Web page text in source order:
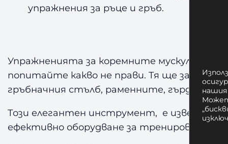
упражнения за ръце и гръб.
Упражненията за коремните мускули,
попитайте какво не прави. Тя ще замени
гръбначния стълб, раменните, гърдите,
Този елегантен инструмент, е известен
ефективно оборудване за тренировки за